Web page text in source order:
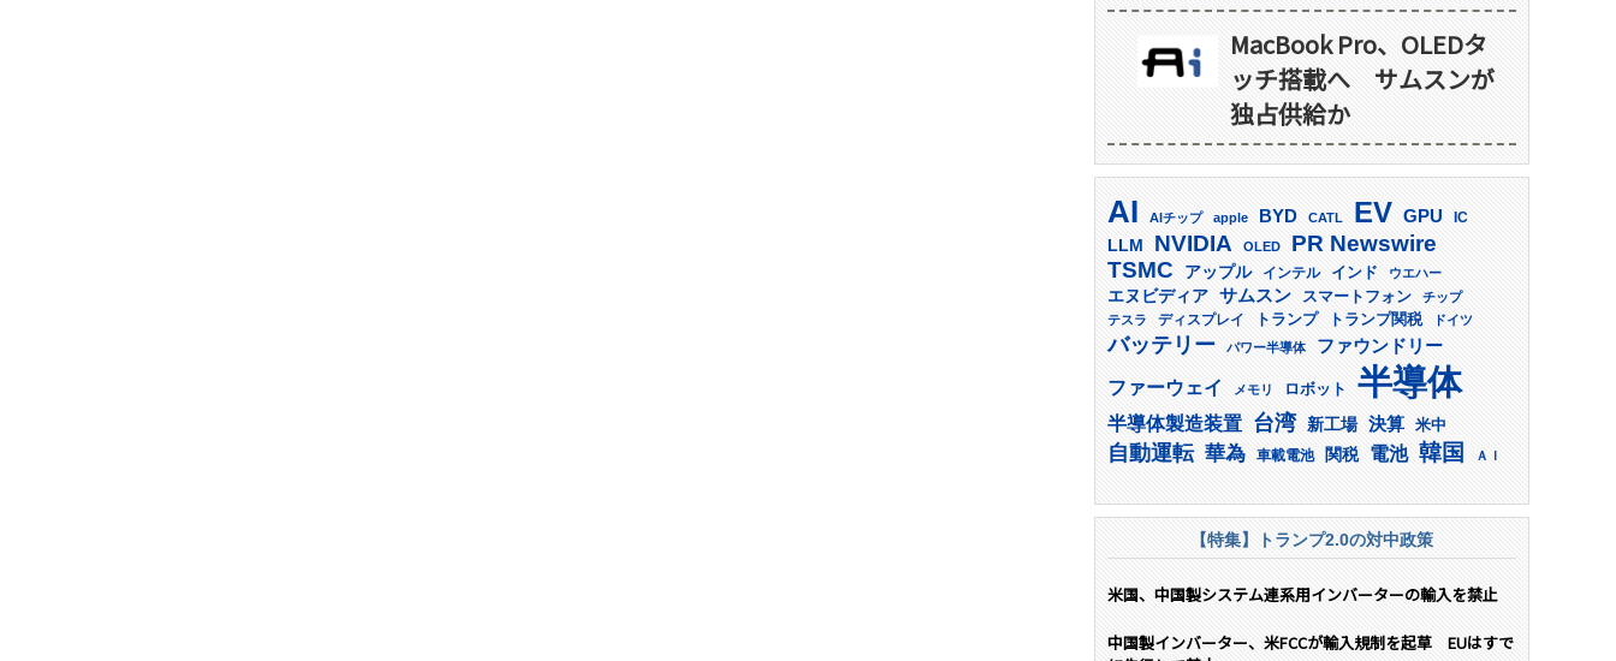
MacBook Pro、OLEDタ
ッチ搭載へ サムスンが
独占供給か
AI AIチップ apple BYD CATL EV GPU IC
LLM NVIDIA OLED PR Newswire
TSMC アップル インテル インド ウエハー
エヌビディア サムスン スマートフォン
チップ
テスラ
ディスプレイ トランプ トランプ関税 ドイツ
バッテリー パワー半導体 ファウンドリー
ファーウェイ メモリ ロボット 半導体
半導体製造装置 台湾 新工場 決算 米中
自動運転 華為 車載電池 関税 電池 韓国 ＡＩ
【特集】トランプ2.0の対中政策
米国、中国製システム連系用インバーターの輸入を禁止
中国製インバーター、米FCCが輸入規制を起草 EUはすで